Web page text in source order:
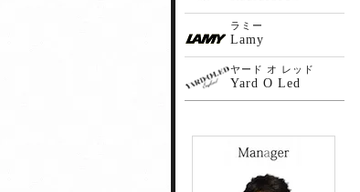
ラミー
Lamy
ヤード オ レッド
Yard O Led